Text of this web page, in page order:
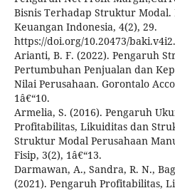
Bisnis Terhadap Struktur
Keuangan Indonesia, 4(2), 29.
https://doi.org/10.20473/
Arianti, B. F. (2022). Pengaruh
Pertumbuhan Penjualan dan
Nilai Perusahaan. Gorontalo
1â€“10.
Armelia, S. (2016). Pengaruh
Profitabilitas, Likuiditas dan
Struktur Modal Perusahaan
Fisip, 3(2), 1â€“13.
Darmawan, A., Sandra, R. N.,
(2021). Pengaruh Profitabilitas,